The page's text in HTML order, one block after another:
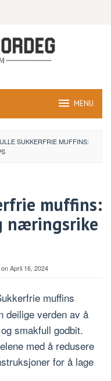
MENU
SUKKERFRIE MUFFINS:
muffins:
næringsrike
April 16, 2024
muffins
deilige verden av å
smakfull godbit.
med å redusere
for å lage